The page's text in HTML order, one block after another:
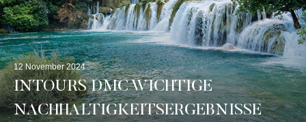
12 November 2024
INTOURS DMC WICHTIGE
NACHHALTIGKEITSERGEBNISSE